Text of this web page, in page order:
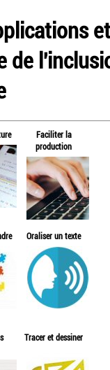
et
de
Faciliter la
production
Oraliser un texte
Tracer et dessiner